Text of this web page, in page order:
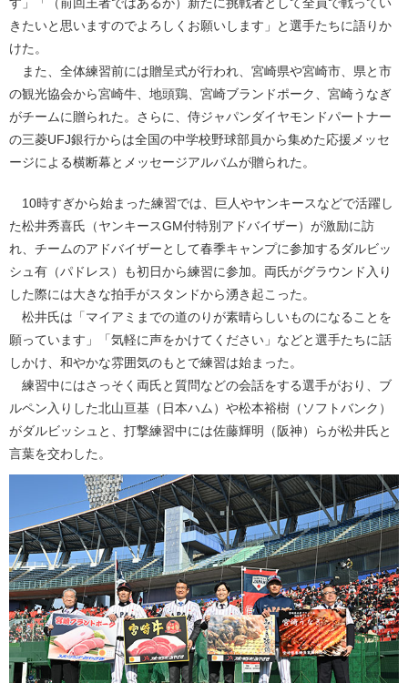
きたいと思いますのでよろしくお願いします」と選手たちに語りか
けた。
また、全体練習前には贈呈式が行われ、宮崎県や宮崎市、県と市
の観光協会から宮崎牛、地頭鶏、宮崎ブランドポーク、宮崎うなぎ
がチームに贈られた。さらに、侍ジャパンダイヤモンドパートナー
の三菱UFJ銀行からは全国の中学校野球部員から集めた応援メッセ
ージによる横断幕とメッセージアルバムが贈られた。
10時すぎから始まった練習では、巨人やヤンキースなどで活躍し
た松井秀喜氏（ヤンキースGM付特別アドバイザー）が激励に訪
れ、チームのアドバイザーとして春季キャンプに参加するダルビッ
シュ有（パドレス）も初日から練習に参加。両氏がグラウンド入り
した際には大きな拍手がスタンドから湧き起こった。
松井氏は「マイアミまでの道のりが素晴らしいものになることを
願っています」「気軽に声をかけてください」などと選手たちに話
しかけ、和やかな雰囲気のもとで練習は始まった。
練習中にはさっそく両氏と質問などの会話をする選手がおり、ブ
ルペン入りした北山亘基（日本ハム）や松本裕樹（ソフトバンク）
がダルビッシュと、打撃練習中には佐藤輝明（阪神）らが松井氏と
言葉を交わした。